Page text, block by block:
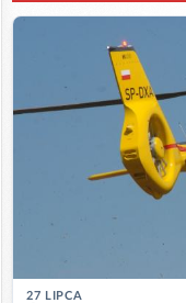
27 LIPCA